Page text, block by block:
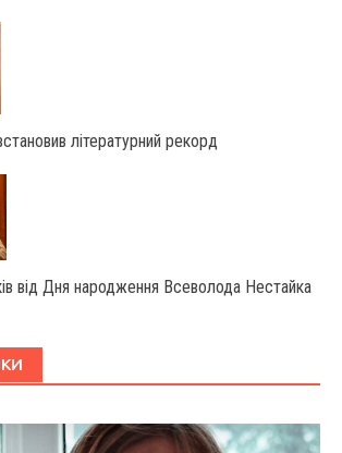
літературний рекорд
від Дня народження Всеволода Нестайка